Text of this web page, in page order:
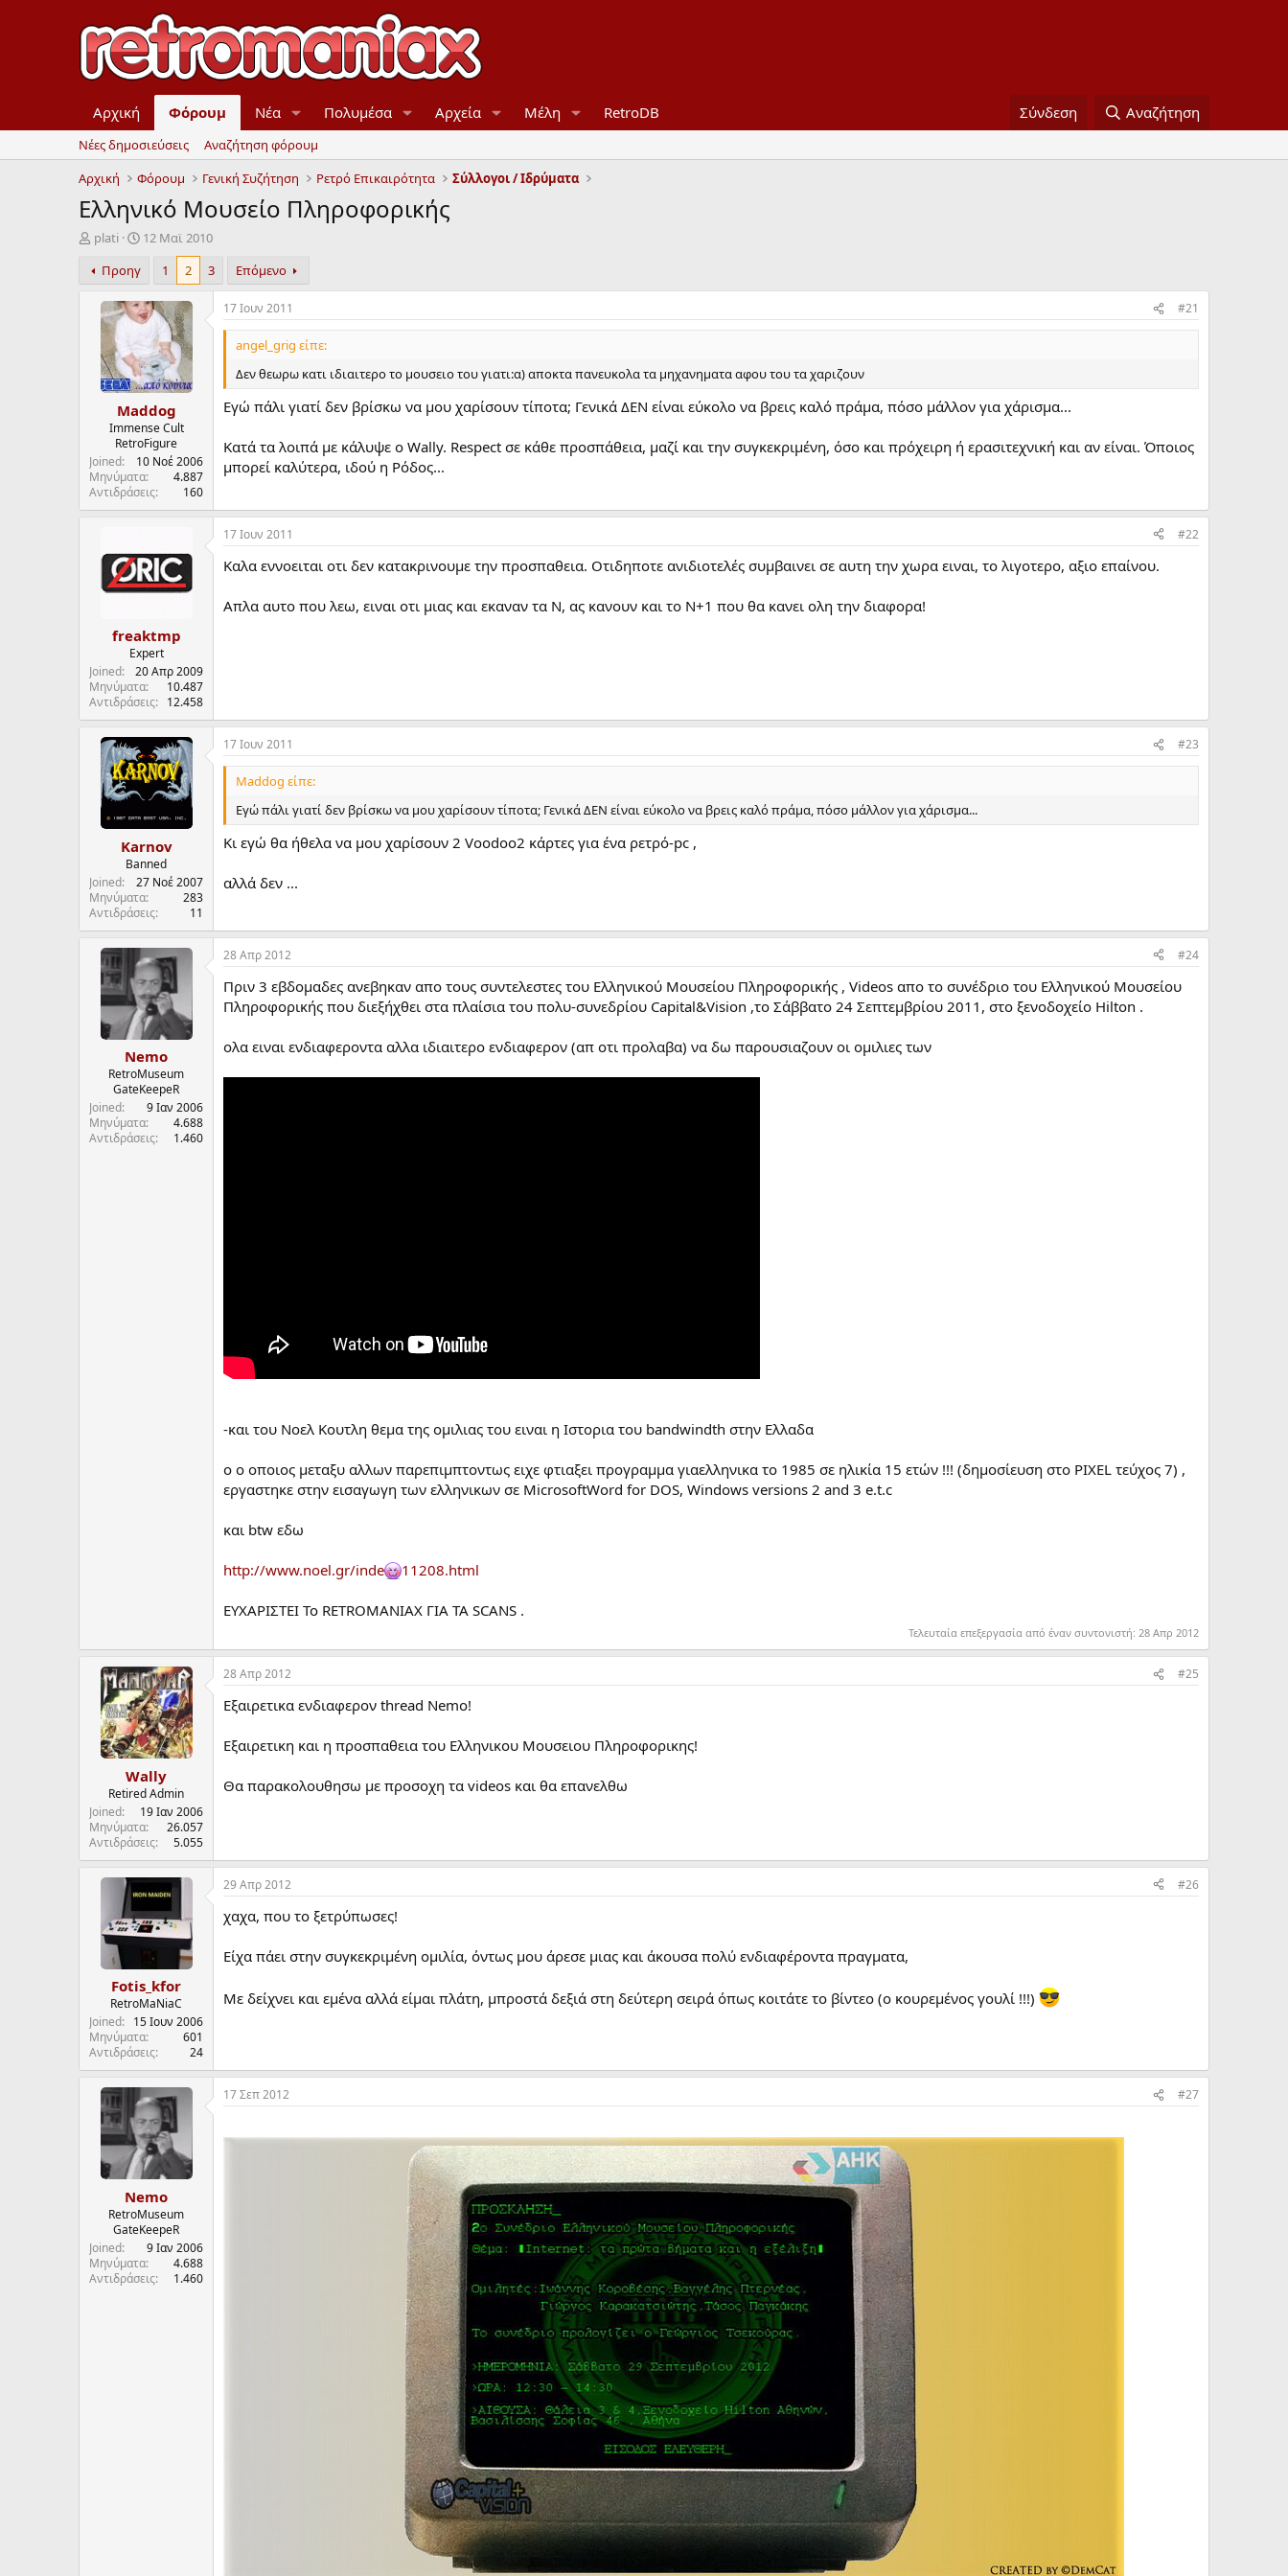
Αρχική Φόρουμ Νέα Πολυμέσα Αρχεία Μέλη RetroDB Σύνδεση Αναζήτηση
Νέες δημοσιεύσεις
Αναζήτηση φόρουμ
Αρχική
Φόρουμ Γενική Συζήτηση Ρετρό Επικαιρότητα Σύλλογοι / Ιδρύματα
Ελληνικό Μουσείο Πληροφορικής
Έ
α
ρ
plati
Η
ρ
ο
μ
ν
ί
α
έ
ν
α
ρ
ξ
η
ς
12 Mαϊ 2010
Προηγ
1 2 3 Επόμενο
Maddog
Immense Cult
RetroFigure
Joined
10 Νοέ 2006
Μηνύματα
4.887
Αντιδράσεις
160
17 Ιουν 2011 #21
angel_grig είπε:
Δεν θεωρω κατι ιδιαιτερο το μουσειο του γιατι:α) αποκτα πανευκολα τα μηχανηματα αφου του τα χαριζουν
Εγώ πάλι γιατί δεν βρίσκω να μου χαρίσουν τίποτα; Γενικά ΔΕΝ είναι εύκολο να βρεις καλό πράμα, πόσο μάλλον για χάρισμα...
Κατά τα λοιπά με κάλυψε ο Wally. Respect σε κάθε προσπάθεια, μαζί και την συγκεκριμένη, όσο και πρόχειρη ή ερασιτεχνική και αν είναι. Όποιος
μπορεί καλύτερα, ιδού η Ρόδος...
freaktmp
Expert
Joined
20 Απρ 2009
Μηνύματα
10.487
Αντιδράσεις
12.458
17 Ιουν 2011 #22
Καλα εννοειται οτι δεν κατακρινουμε την προσπαθεια. Οτιδηποτε ανιδιοτελές συμβαινει σε αυτη την χωρα ειναι, το λιγοτερο, αξιο επαίνου.
Απλα αυτο που λεω, ειναι οτι μιας και εκαναν τα Ν, ας κανουν και το Ν+1 που θα κανει ολη την διαφορα!
Karnov
Banned
Joined
27 Νοέ 2007
Μηνύματα
283
Αντιδράσεις
11
17 Ιουν 2011 #23
Maddog είπε:
Εγώ πάλι γιατί δεν βρίσκω να μου χαρίσουν τίποτα; Γενικά ΔΕΝ είναι εύκολο να βρεις καλό πράμα, πόσο μάλλον για χάρισμα...
Κι εγώ θα ήθελα να μου χαρίσουν 2 Voodoo2 κάρτες για ένα ρετρό-pc ,
αλλά δεν ...
Nemo
RetroMuseum
GateKeepeR
Joined
9 Ιαν 2006
Μηνύματα
4.688
Αντιδράσεις
1.460
28 Απρ 2012 #24
Πριν 3 εβδομαδες ανεβηκαν απο τους συντελεστες του Ελληνικού Μουσείου Πληροφορικής , Videos απο το συνέδριο του Ελληνικού Μουσείου
Πληροφορικής που διεξήχθει στα πλαίσια του πολυ-συνεδρίου Capital&Vision ,το Σάββατο 24 Σεπτεμβρίου 2011, στο ξενοδοχείο Hilton .
ολα ειναι ενδιαφεροντα αλλα ιδιαιτερο ενδιαφερον (απ οτι προλαβα) να δω παρουσιαζουν οι ομιλιες των
-και του Νοελ Κουτλη θεμα της ομιλιας του ειναι η Ιστορια του bandwindth στην Ελλαδα
ο ο οποιος μεταξυ αλλων παρεπιμπτοντως ειχε φτιαξει προγραμμα γιαελληνικα το 1985 σε ηλικία 15 ετών !!! (δημοσίευση στο PIXEL τεύχος 7) ,
εργαστηκε στην εισαγωγη των ελληνικων σε MicrosoftWord for DOS, Windows versions 2 and 3 e.t.c
και btw εδω
http://www.noel.gr/inde 11208.html
ΕΥΧΑΡΙΣΤΕΙ Το RETROMANIAX ΓΙΑ ΤΑ SCANS .
Τελευταία επεξεργασία από έναν συντονιστή: 28 Απρ 2012
Wally
Retired Admin
Joined
19 Ιαν 2006
Μηνύματα
26.057
Αντιδράσεις
5.055
28 Απρ 2012 #25
Εξαιρετικα ενδιαφερον thread Nemo!
Εξαιρετικη και η προσπαθεια του Ελληνικου Μουσειου Πληροφορικης!
Θα παρακολουθησω με προσοχη τα videos και θα επανελθω
Fotis_kfor
RetroMaNiaC
Joined
15 Ιουν 2006
Μηνύματα
601
Αντιδράσεις
24
29 Απρ 2012 #26
χαχα, που το ξετρύπωσες!
Είχα πάει στην συγκεκριμένη ομιλία, όντως μου άρεσε μιας και άκουσα πολύ ενδιαφέροντα πραγματα,
Με δείχνει και εμένα αλλά είμαι πλάτη, μπροστά δεξιά στη δεύτερη σειρά όπως κοιτάτε το βίντεο (ο κουρεμένος γουλί !!!)
Nemo
RetroMuseum
GateKeepeR
Joined
9 Ιαν 2006
Μηνύματα
4.688
Αντιδράσεις
1.460
17 Σεπ 2012 #27